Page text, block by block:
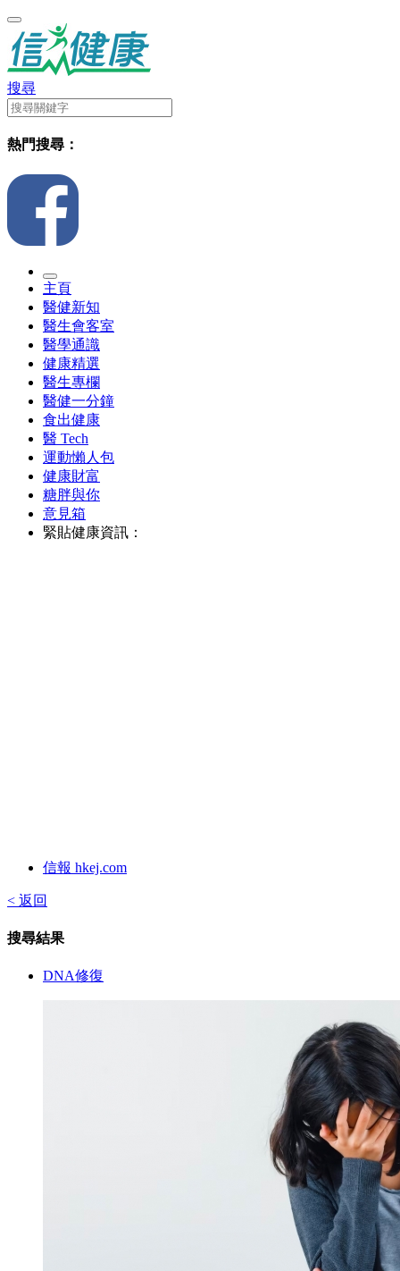
搜尋
熱門搜尋：
主頁
醫健新知
醫生會客室
醫學通識
健康精選
醫生專欄
醫健一分鐘
食出健康
醫 Tech
運動懶人包
健康財富
糖胖與你
意見箱
緊貼健康資訊：
信報 hkej.com
< 返回
搜尋結果
DNA修復